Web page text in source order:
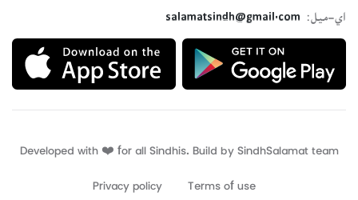
اي-ميل:
salamatsindh@gmail.com
Developed with ❤️ for all Sindhis. Build by SindhSalamat
Terms of use
Privacy policy